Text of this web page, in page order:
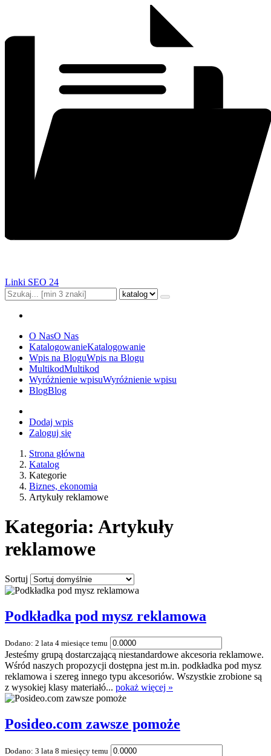
Linki SEO 24
O NasO Nas
KatalogowanieKatalogowanie
Wpis na BloguWpis na Blogu
MultikodMultikod
Wyróżnienie wpisuWyróżnienie wpisu
BlogBlog
Dodaj wpis
Zaloguj się
Strona główna
Katalog
Kategorie
Biznes, ekonomia
Artykuły reklamowe
Kategoria: Artykuły
reklamowe
Sortuj
Podkładka pod mysz reklamowa
Dodano: 2 lata 4 miesiące temu
Jesteśmy grupą dostarczającą niestandardowe akcesoria reklamowe.
Wśród naszych propozycji dostępna jest m.in. podkładka pod mysz
reklamowa i szereg innego typu akcesoriów. Wszystkie zrobione są
z wysokiej klasy materiałó... pokaż więcej »
Posideo.com zawsze pomoże
Dodano: 3 lata 8 miesięcy temu